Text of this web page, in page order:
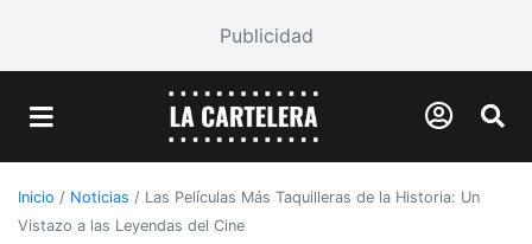
Publicidad
Inicio / Noticias / Las Películas Más Taquilleras de la Historia: Un
Vistazo a las Leyendas del Cine